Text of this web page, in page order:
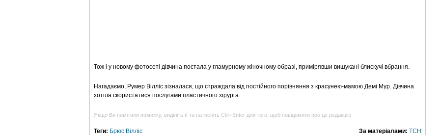
Тож і у новому фотосеті дівчина постала у гламурному жіночному образі, примірявши вишукані блискучі вбрання.
Нагадаємо, Румер Вілліс зізналася, що страждала від постійного порівняння з красунею-мамою Демі Мур. Дівчина
хотіла скористатися послугами пластичного хірурга.
Якщо Ви помітили помилку, виділіть її та натисніть Ctrl+Enter для того, щоб повідомити про це редакцію
За матеріалами: ТСН
Теги: Брюс Вілліс